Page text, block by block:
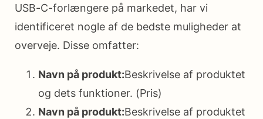
USB-C-forlængere på markedet, har vi
identificeret nogle af de bedste muligheder at
overveje. Disse omfatter:
Navn på produkt:Beskrivelse af produktet
og dets funktioner. (Pris)
Navn på produkt:Beskrivelse af produktet